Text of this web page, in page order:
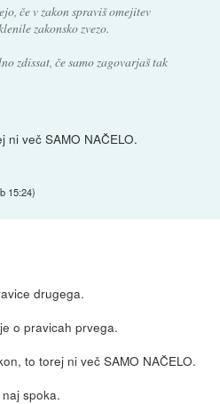
če v zakon spraviš omejitev
zakonsko zvezo.
zdissat, če samo zagovarjaš tak
ni več SAMO NAČELO.
15:24)
drugega.
o pravicah prvega.
to torej ni več SAMO NAČELO.
spoka.